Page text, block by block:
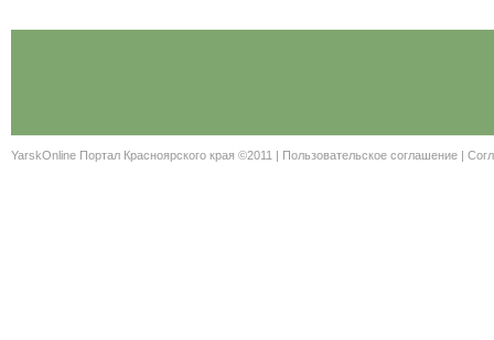
YarskOnline Портал Красноярского края ©2011 | Пользовательское соглашение |